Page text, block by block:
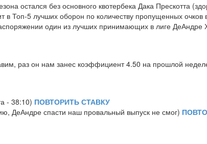
остался без основного квотербека Дака Прескотта
Топ-5 лучших оборон по количеству пропущенных очков
один из лучших принимающих в лиге
раз он нам занес коэффициент 4.50 на прошлой
- 38:10) ПОВТОРИТЬ СТАВКУ
ДеАндре спасти наш провальный выпуск не смог)